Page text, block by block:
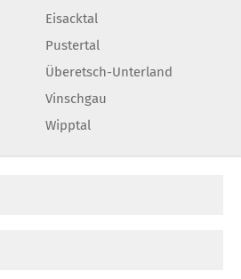
Eisacktal
Pustertal
Überetsch-Unterland
Vinschgau
Wipptal